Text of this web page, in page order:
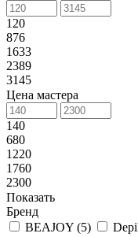
120
876
1633
2389
3145
Цена мастера
140
680
1220
1760
2300
Показать
Бренд
BEAJOY (5)